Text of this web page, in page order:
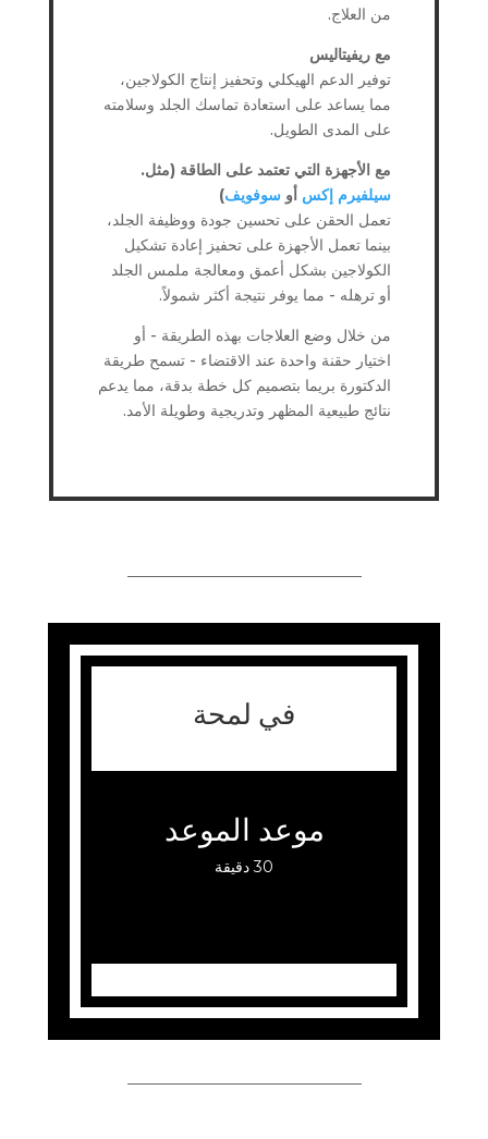
من العلاج.
مع ريفيتاليس
توفير الدعم الهيكلي وتحفيز إنتاج الكولاجين،
مما يساعد على استعادة تماسك الجلد وسلامته
على المدى الطويل.
مع الأجهزة التي تعتمد على الطاقة (مثل.
سيلفيرم إكس أو سوفويف)
تعمل الحقن على تحسين جودة ووظيفة الجلد،
بينما تعمل الأجهزة على تحفيز إعادة تشكيل
الكولاجين بشكل أعمق ومعالجة ملمس الجلد
أو ترهله - مما يوفر نتيجة أكثر شمولاً.
من خلال وضع العلاجات بهذه الطريقة - أو
اختيار حقنة واحدة عند الاقتضاء - تسمح طريقة
الدكتورة بريما بتصميم كل خطة بدقة، مما يدعم
نتائج طبيعية المظهر وتدريجية وطويلة الأمد.
في لمحة
موعد الموعد
30 دقيقة